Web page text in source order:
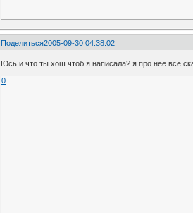
Поделиться2005-09-30 04:38:02
Юсь и что ты хош чтоб я написала? я про нее все
0